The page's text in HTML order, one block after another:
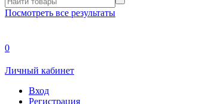
Посмотреть все результаты
0
Личный кабинет
Вход
Регистрация